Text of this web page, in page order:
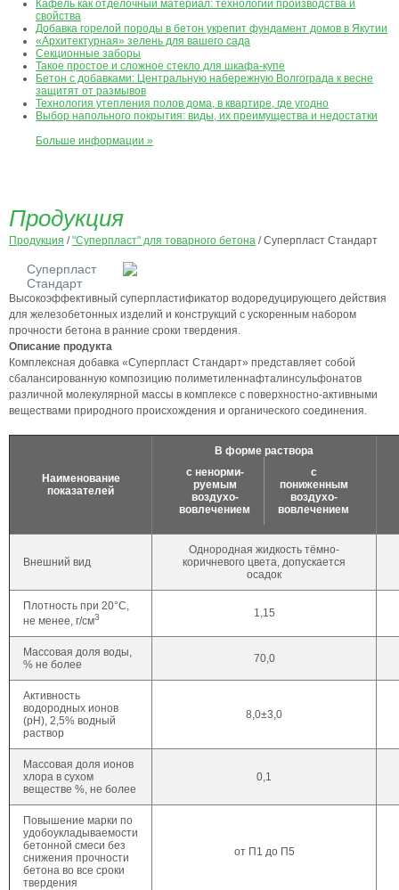
Кафель как отделочный материал: технологии производства и
свойства
Добавка горелой породы в бетон укрепит фундамент домов в Якутии
«Архитектурная» зелень для вашего сада
Секционные заборы
Такое простое и сложное стекло для шкафа-купе
Бетон с добавками: Центральную набережную Волгограда к весне
защитят от размывов
Технология утепления полов дома, в квартире, где угодно
Выбор напольного покрытия: виды, их преимущества и недостатки
Больше информации »
Продукция
Продукция /"Суперпласт" для товарного бетона / Суперпласт Стандарт
Суперпласт
Стандарт
Высокоэффективный суперпластификатор водоредуцирующего действия
для железобетонных изделий и конструкций с ускоренным набором
прочности бетона в ранние сроки твердения.
Описание продукта
Комплексная добавка «Суперпласт Стандарт» представляет собой
сбалансированную композицию полиметиленнафталинсульфонатов
различной молекулярной массы в комплексе с поверхностно-активными
веществами природного происхождения и органического соединения.
Наименование
показателей
В форме раствора
с ненорми-
руемым
воздухо-
вовлечением
с
пониженным
воздухо-
вовлечением
Внешний вид
Однородная жидкость тёмно-
коричневого цвета, допускается
осадок
Плотность при 20°С,
не менее, г/см3 1,15
Массовая доля воды,
% не более
70,0
Активность
водородных ионов
(рН), 2,5% водный
раствор
8,0±3,0
Массовая доля ионов
хлора в сухом
веществе %, не более
0,1
Повышение марки по
удобоукладываемости
бетонной смеси без
снижения прочности
бетона во все сроки
твердения
от П1 до П5